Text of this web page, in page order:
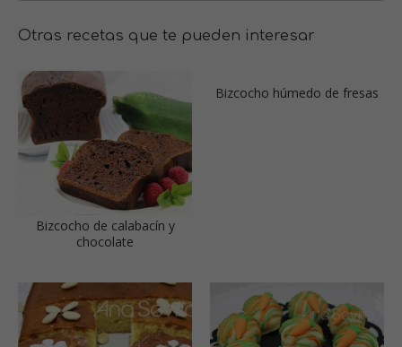
Otras recetas que te pueden interesar
Bizcocho de calabacín y
chocolate